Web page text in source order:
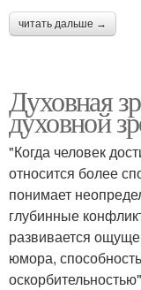
читать дальше →
Духовная
духовной
"Когда человек
относится более
понимает
глубинные
развивается
юмора,